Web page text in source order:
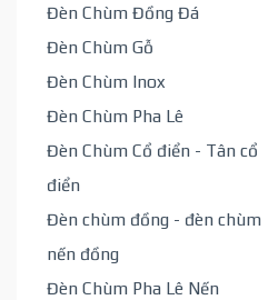
Đèn Chùm Đồng Đá
Đèn Chùm Gỗ
Đèn Chùm Inox
Đèn Chùm Pha Lê
Đèn Chùm Cổ điển - Tân cổ
điển
Đèn chùm đồng - đèn chùm
nến đồng
Đèn Chùm Pha Lê Nến